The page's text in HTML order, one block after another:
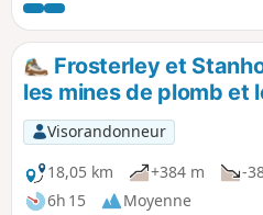
jusqu'à la forêt de Slaley. Après
continue vers la zone de
des North Pennines avant de
village de Blanchland.
Frosterley et
les mines de plomb et
Visorandonneur
18,05 km
+384 m
-
6h 15
Moyenne